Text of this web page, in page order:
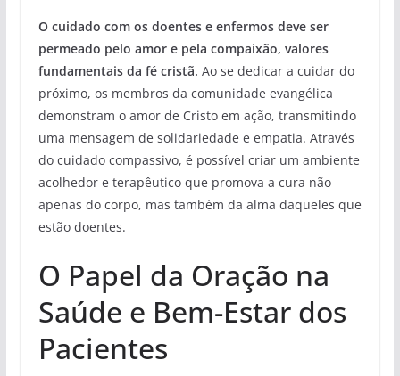
O cuidado com os doentes e enfermos deve ser
permeado pelo amor e pela compaixão, valores
fundamentais da fé cristã. Ao se dedicar a cuidar do
próximo, os membros da comunidade evangélica
demonstram o amor de Cristo em ação, transmitindo
uma mensagem de solidariedade e empatia. Através
do cuidado compassivo, é possível criar um ambiente
acolhedor e terapêutico que promova a cura não
apenas do corpo, mas também da alma daqueles que
estão doentes.
O Papel da Oração na
Saúde e Bem-Estar dos
Pacientes